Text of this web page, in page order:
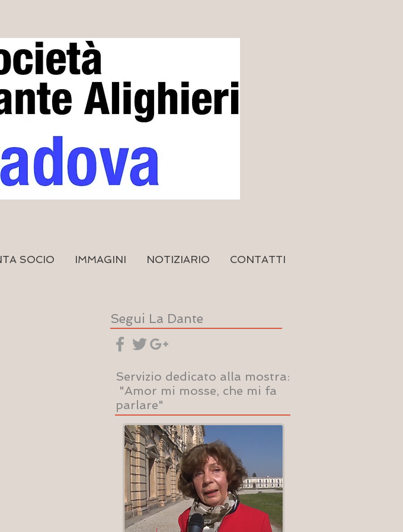
SOCIO IMMAGINI NOTIZIARIO CONTATTI
Segui La Dante
Servizio dedicato alla mostra:
"Amor mi mosse, che mi fa
parlare"